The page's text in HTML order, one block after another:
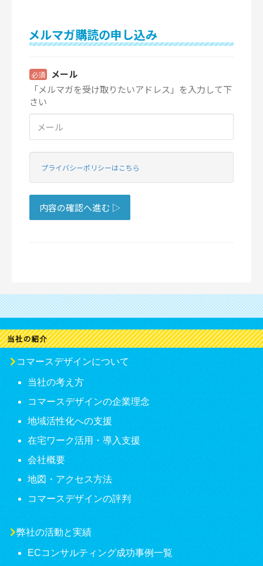
コマースデザインについて
当社の考え方
コマースデザインの企業理念
地域活性化への支援
在宅ワーク活用・導入支援
会社概要
地図・アクセス方法
コマースデザインの評判
弊社の活動と実績
ECコンサルティング成功事例一覧